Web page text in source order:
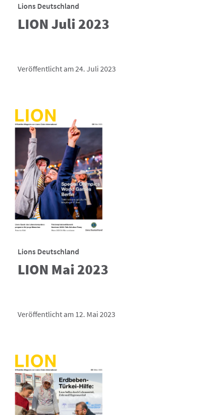
Lions Deutschland
LION Juli 2023
Veröffentlicht am 24. Juli 2023
Lions Deutschland
LION Mai 2023
Veröffentlicht am 12. Mai 2023